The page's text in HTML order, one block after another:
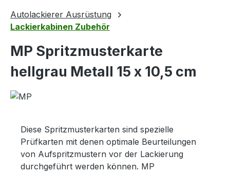
Autolackierer Ausrüstung
Lackierkabinen Zubehör
MP Spritzmusterkarte
hellgrau Metall 15 x 10,5 cm
Diese Spritzmusterkarten sind spezielle
Prüfkarten mit denen optimale Beurteilungen
von Aufspritzmustern vor der Lackierung
durchgeführt werden können. MP